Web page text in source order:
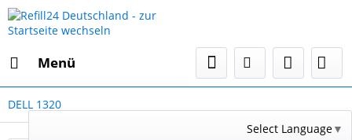
Menü
Select Language▼
DELL 1320